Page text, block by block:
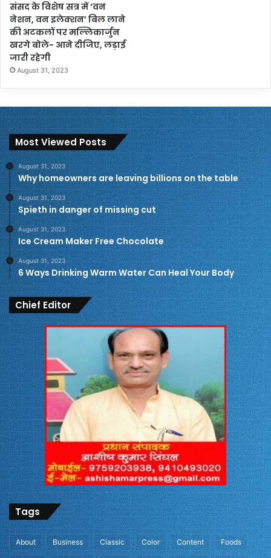
संसद के विशेष सत्र में ‘वन
नेशन, वन इलेक्शन’ बिल लाने
की अटकलों पर मल्लिकार्जुन
खरगे बोले- आने दीजिए, लड़ाई
जारी रहेगी
August 31, 2023
Most Viewed Posts
August 31, 2023
Why homeowners are leaving billions on the table
August 31, 2023
Spieth in danger of missing cut
August 31, 2023
Ice Cream Maker Free Chocolate
August 31, 2023
6 Ways Drinking Warm Water Can Heal Your Body
Chief Editor
Tags
About Business Classic Color Content Foods